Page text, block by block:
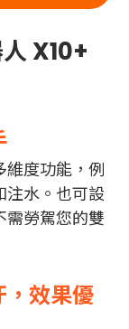
X10+
維度功能，例
注水。也可設
需勞駕您的雙
，效果優